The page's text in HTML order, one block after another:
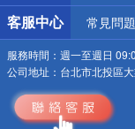
客服中心 常見問題
服務時間： 週一至週日
公司地址： 台北市北投區